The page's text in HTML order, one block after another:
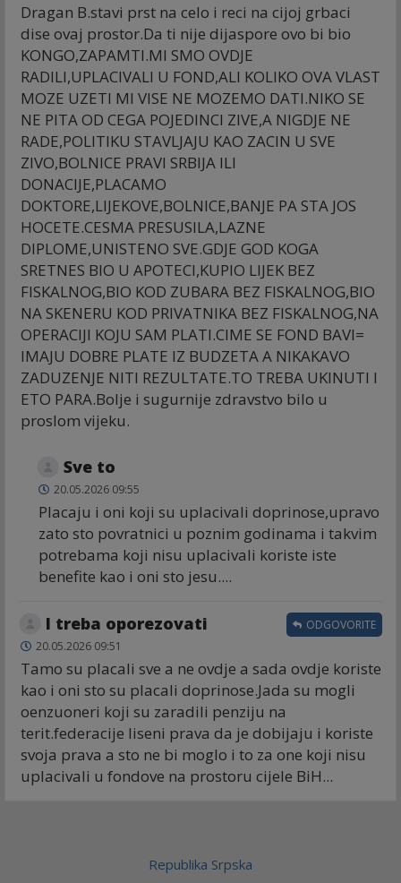
Dragan B.stavi prst na celo i reci na cijoj grbaci
dise ovaj prostor.Da ti nije dijaspore ovo bi bio
KONGO,ZAPAMTI.MI SMO OVDJE
RADILI,UPLACIVALI U FOND,ALI KOLIKO OVA VLAST
MOZE UZETI MI VISE NE MOZEMO DATI.NIKO SE
NE PITA OD CEGA POJEDINCI ZIVE,A NIGDJE NE
RADE,POLITIKU STAVLJAJU KAO ZACIN U SVE
ZIVO,BOLNICE PRAVI SRBIJA ILI
DONACIJE,PLACAMO
DOKTORE,LIJEKOVE,BOLNICE,BANJE PA STA JOS
HOCETE.CESMA PRESUSILA,LAZNE
DIPLOME,UNISTENO SVE.GDJE GOD KOGA
SRETNES BIO U APOTECI,KUPIO LIJEK BEZ
FISKALNOG,BIO KOD ZUBARA BEZ FISKALNOG,BIO
NA SKENERU KOD PRIVATNIKA BEZ FISKALNOG,NA
OPERACIJI KOJU SAM PLATI.CIME SE FOND BAVI=
IMAJU DOBRE PLATE IZ BUDZETA A NIKAKAVO
ZADUZENJE NITI REZULTATE.TO TREBA UKINUTI I
ETO PARA.Bolje i sugurnije zdravstvo bilo u
proslom vijeku.
Sve to
20.05.2026 09:55
Placaju i oni koji su uplacivali doprinose,upravo
zato sto povratnici u poznim godinama i takvim
potrebama koji nisu uplacivali koriste iste
benefite kao i oni sto jesu....
I treba oporezovati
20.05.2026 09:51
Tamo su placali sve a ne ovdje a sada ovdje koriste
kao i oni sto su placali doprinose.Jada su mogli
oenzuoneri koji su zaradili penziju na
terit.federacije liseni prava da je dobijaju i koriste
svoja prava a sto ne bi moglo i to za one koji nisu
uplacivali u fondove na prostoru cijele BiH...
ODGOVORITE
Republika Srpska